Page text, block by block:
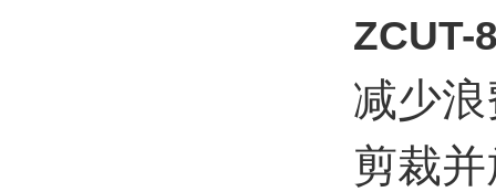
ZCUT-
减少
剪裁